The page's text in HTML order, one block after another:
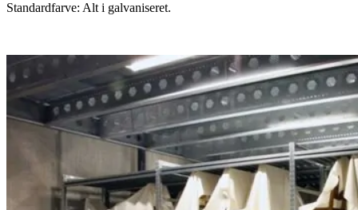
Standardfarve: Alt i galvaniseret.